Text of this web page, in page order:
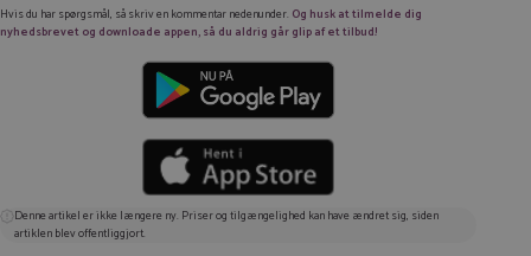
Hvis du har spørgsmål, så skriv en kommentar nedenunder. Og husk at tilmelde dig
nyhedsbrevet og downloade appen, så du aldrig går glip af et tilbud!
Denne artikel er ikke længere ny. Priser og tilgængelighed kan have ændret sig, siden
artiklen blev offentliggjort.